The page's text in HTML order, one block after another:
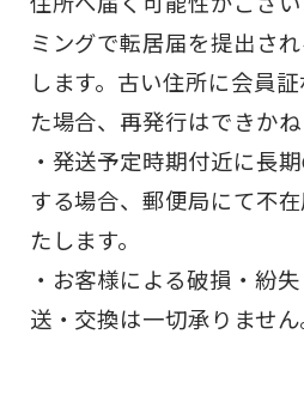
ミングで転居届を提出さ
します。古い住所に会員
た場合、再発行はできかね
・発送予定時期付近に長
する場合、郵便局にて不
たします。
・お客様による破損・紛
送・交換は一切承りません